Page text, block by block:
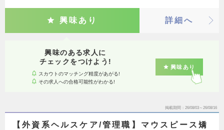
興味あり 詳細へ
興味のある求人に
チェックをつけよう!
スカウトのマッチング精度があがる!
その求人への合格可能性がわかる!
興味あり
掲載期間 26/08/03～26/08/16
【外資系ヘルスケア/管理職】マウスピース矯